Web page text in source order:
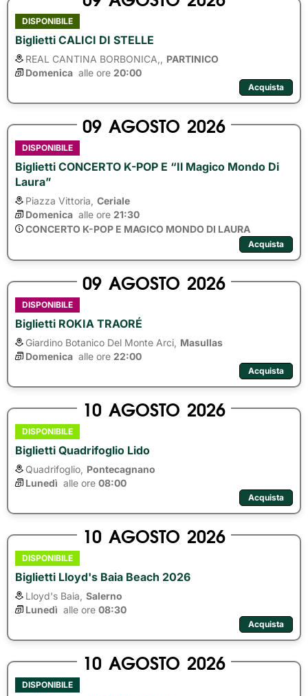
DISPONIBILE
Biglietti CALICI DI STELLE
REAL CANTINA BORBONICA,,
PARTINICO
Domenica alle ore 20:00
Acquista
09 AGOSTO 2026
DISPONIBILE
Biglietti CONCERTO K-POP E “Il Magico Mondo Di
Laura”
Piazza Vittoria, Ceriale
Domenica alle ore 21:30
CONCERTO K-POP E MAGICO MONDO DI LAURA
Acquista
09 AGOSTO 2026
DISPONIBILE
Biglietti ROKIA TRAORÉ
Giardino Botanico Del Monte Arci, Masullas
Domenica alle ore 22:00
Acquista
10 AGOSTO 2026
DISPONIBILE
Biglietti Quadrifoglio Lido
Quadrifoglio, Pontecagnano
Lunedì alle ore 08:00
Acquista
10 AGOSTO 2026
DISPONIBILE
Biglietti Lloyd's Baia Beach 2026
Lloyd's Baia, Salerno
Lunedì alle ore 08:30
Acquista
10 AGOSTO 2026
DISPONIBILE